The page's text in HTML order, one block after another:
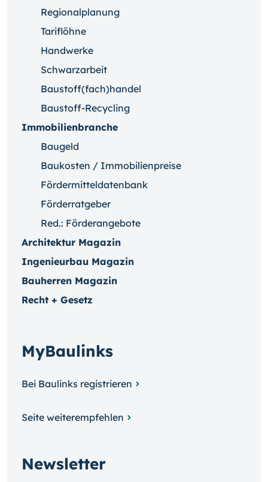
Regionalplanung
Tariflöhne
Handwerke
Schwarzarbeit
Baustoff(fach)handel
Baustoff-Recycling
Immobilienbranche
Baugeld
Baukosten / Immobilienpreise
Fördermitteldatenbank
Förderratgeber
Red.: Förderangebote
Architektur Magazin
Ingenieurbau Magazin
Bauherren Magazin
Recht + Gesetz
MyBaulinks
Bei Baulinks registrieren
Seite weiterempfehlen
Newsletter